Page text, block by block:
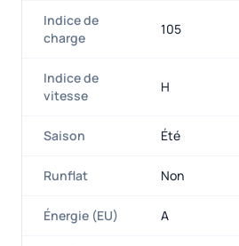
Indice de
charge
105
Indice de
vitesse
H
Saison Été
Runflat Non
Énergie (EU) A